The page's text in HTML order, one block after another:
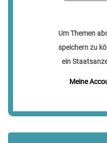
Um Themen
speichern zu
ein
Meine